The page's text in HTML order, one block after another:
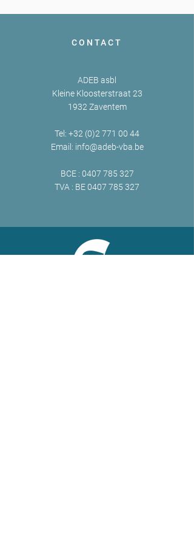
CONTACT
ADEB asbl
Kleine Kloosterstraat 23
1932 Zaventem
Tel: +32 (0)2 771 00 44
Email: info@adeb-vba.be
BCE : 0407 785 327
TVA : BE0407 785 327